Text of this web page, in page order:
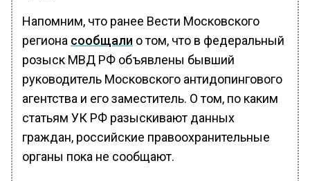
Напомним, что ранее Вести Московского
региона сообщали о том, что в федеральный
розыск МВД РФ объявлены бывший
руководитель Московского антидопингового
агентства и его заместитель. О том, по каким
статьям УК РФ разыскивают данных
граждан, российские правоохранительные
органы пока не сообщают.